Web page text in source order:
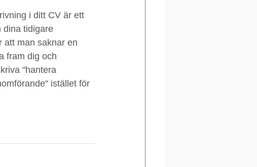
i ditt CV är ett
dina tidigare
att man saknar en
fram dig och
"hantera
istället för